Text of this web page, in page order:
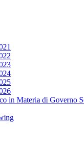
in Materia di Governo